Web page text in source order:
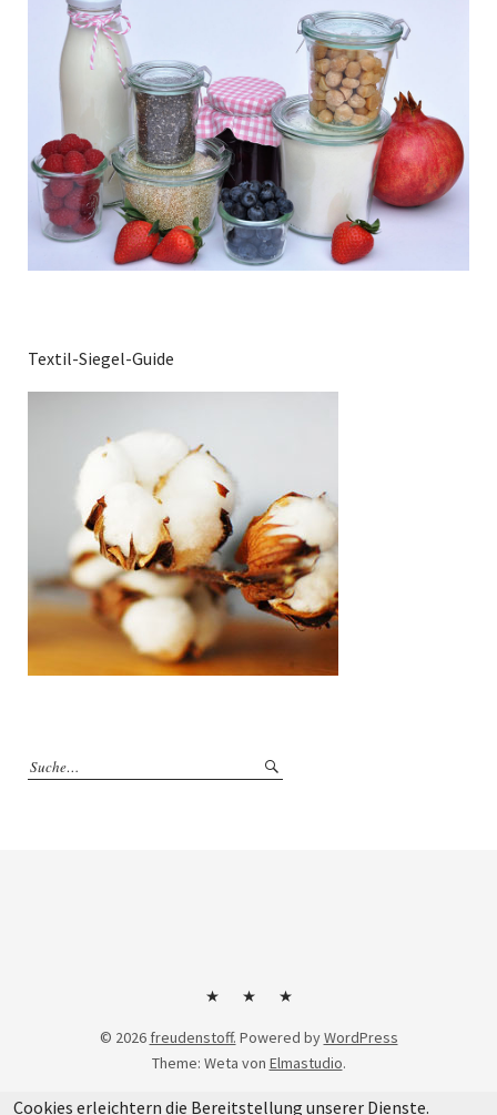
Textil-Siegel-Guide
KontaktImpressumDatenschutzerklärung
© 2026 freudenstoff. Powered byWordPress
Theme: Weta von Elmastudio.
Cookies erleichtern die Bereitstellung unserer Dienste.